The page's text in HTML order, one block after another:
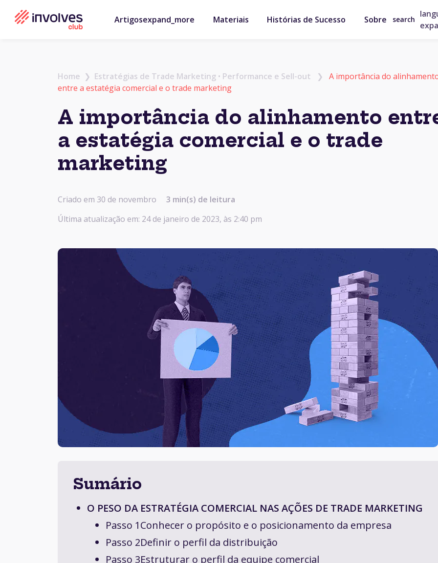
Artigosexpand_more Materiais Histórias de Sucesso Sobre search
Home ❯ Estratégias de Trade Marketing • Performance e Sell-out ❯ A importância do
entre a estatégia comercial e o trade marketing
A importância do alinhamento
a estatégia comercial e o trade
marketing
Criado em 30 de novembro 3 min(s) de leitura
Última atualização em: 24 de janeiro de 2023, às 2:40 pm
Sumário
O PESO DA ESTRATÉGIA COMERCIAL NAS AÇÕES DE TRADE MARKETING
Passo 1Conhecer o propósito e o posicionamento da empresa
Passo 2Definir o perfil da distribuição
Passo 3Estruturar o perfil da equipe comercial